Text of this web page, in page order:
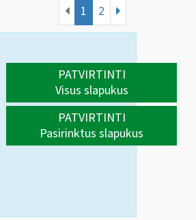
1 2
PATVIRTINTI
Visus slapukus
PATVIRTINTI
Pasirinktus slapukus